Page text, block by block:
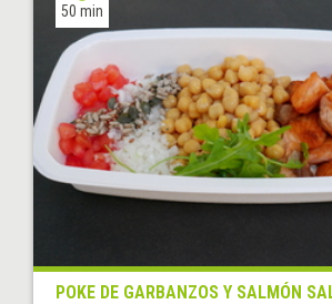
50 min
POKE DE GARBANZOS Y SALMÓN